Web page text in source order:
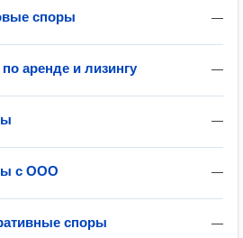
—
споры
—
аренде и лизингу
—
—
с ООО
—
споры